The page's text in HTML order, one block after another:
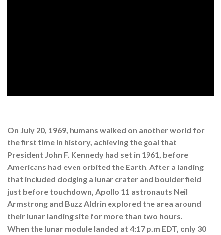
On July 20, 1969, humans walked on another world for
the first time in history, achieving the goal that
President John F. Kennedy had set in 1961, before
Americans had even orbited the Earth. After a landing
that included dodging a lunar crater and boulder field
just before touchdown, Apollo 11 astronauts Neil
Armstrong and Buzz Aldrin explored the area around
their lunar landing site for more than two hours.
When the lunar module landed at 4:17 p.m EDT, only 30